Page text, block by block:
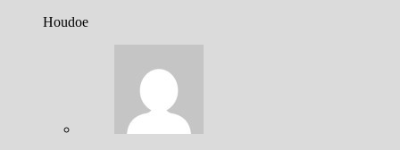
Houdoe